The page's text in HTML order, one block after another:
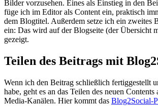
Bilder vorzusehen. Eines als Einstieg in den
füge ich im Editor als Content ein, praktisch
dem Blogtitel. Außerdem setze ich ein zweites
ein: Das wird auf der Blogseite (der Übersicht
gezeigt.
Teilen des Beitrags mit
Wenn ich den Beitrag schließlich fertiggestellt
habe, geht es an das Teilen des neuen
Media-Kanälen. Hier kommt das Blog2Social-